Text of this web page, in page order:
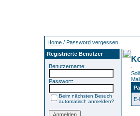
Home/ Password vergessen
Registrierte Benutzer
Benutzername:
Passwort:
Beim nächsten Besuch
automatisch anmelden?
E-